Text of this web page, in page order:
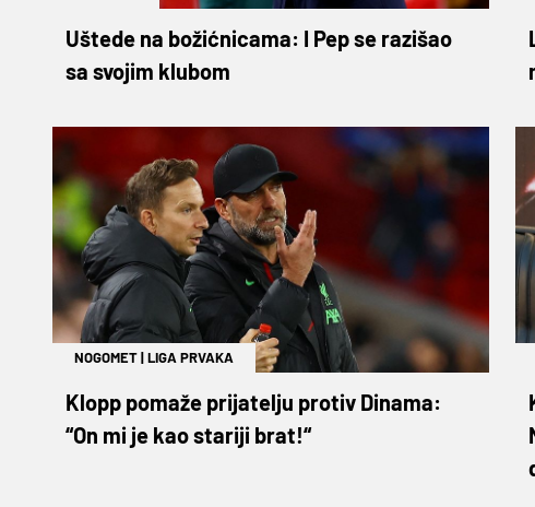
Uštede na božićnicama: I Pep se razišao
sa svojim klubom
NOGOMET|LIGA PRVAKA
Klopp pomaže prijatelju protiv Dinama:
“On mi je kao stariji brat!“